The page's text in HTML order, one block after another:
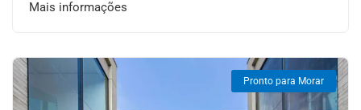
Mais informações
Pronto para Morar